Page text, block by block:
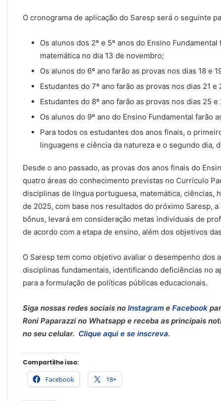
O cronograma de aplicação do Saresp será o seguinte
Os alunos dos 2º e 5º anos do Ensino
matemática no dia 13 de novembro;
Os alunos do 6º ano farão as provas nos dias 18 e
Estudantes do 7º ano farão as provas nos dias 21
Estudantes do 8º ano farão as provas nos dias 25
Os alunos do 9º ano do Ensino Fundamental farão
Para todos os estudantes dos anos finais, o
linguagens e ciência da natureza e o segundo dia,
Desde o ano passado, as provas dos anos finais do
quatro áreas do conhecimento previstas no Currículo
disciplinas de língua portuguesa, matemática, ciências,
de 2025, com base nos resultados do próximo Saresp,
bônus, levará em consideração metas individuais de
de acordo com a etapa de ensino, além dos objetivos
O Saresp tem como objetivo avaliar o desempenho dos
disciplinas fundamentais, identificando deficiências no
para a formulação de políticas públicas educacionais.
Siga nossas redes sociais no Instagram e Facebook
Roni Paparazzi no Whatsapp e receba as principais
no seu celular. Clique aqui e se inscreva.
Compartilhe isso:
Facebook 18+